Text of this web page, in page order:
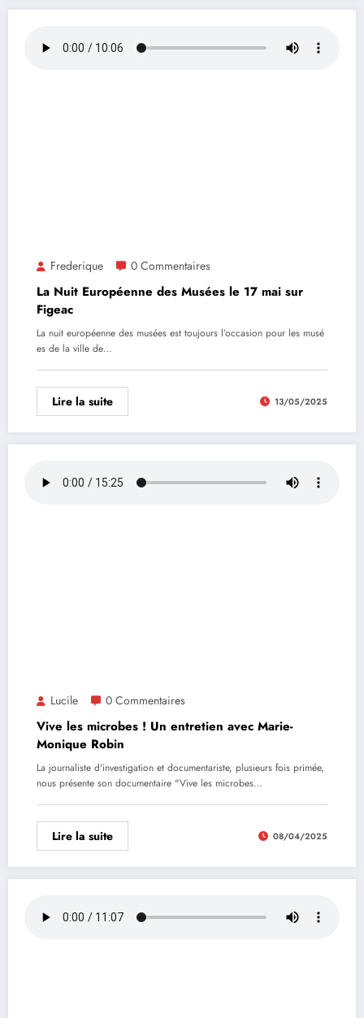
Frederique 0 Commentaires
La Nuit Européenne des Musées le 17 mai sur
Figeac
La nuit européenne des musées est toujours l’occasion pour les musé
es de la ville de…
Lire la suite 13/05/2025
Lucile 0 Commentaires
Vive les microbes ! Un entretien avec Marie-
Monique Robin
La journaliste d'investigation et documentariste, plusieurs fois primée,
nous présente son documentaire "Vive les microbes…
Lire la suite 08/04/2025